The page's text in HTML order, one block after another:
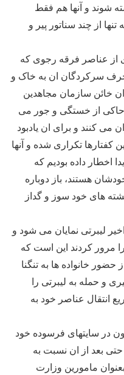
شوند و آنها هم فقط
از چند سناتور پیر و
از عناصر فرقه رجوی که
سرکردگان ان به خاک و
خائن سازمان مجاهدین
حاکی از خستگی و جور می
می کنند و برای ان یادبود
کفتارها تکراری شده و آنها
اخطار داده بودیم که
هستند، باز دوباره
های خود سوز و گداز
لیبرتی نمایان می شود و
را مرور کردند این است که
خانواده ها به تنگنا
و حمله به لیبرتی را
انتقال عناصر خود به
در سایتهای فرسوده خود
حتی بعد از ان نسبت به
مامورین وزارت